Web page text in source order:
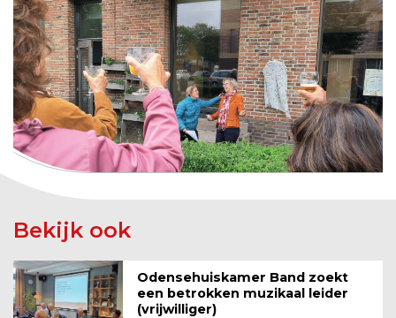
Bekijk ook
Odensehuiskamer Band zoekt
een betrokken muzikaal leider
(vrijwilliger)